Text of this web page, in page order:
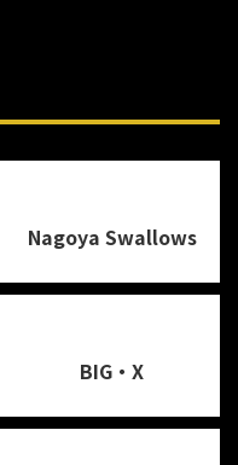
Nagoya Swallows
BIG・X